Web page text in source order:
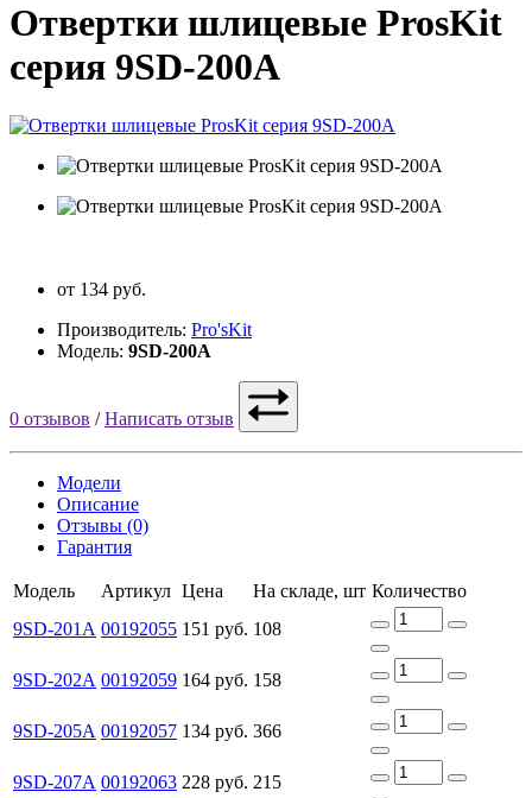
Отвертки шлицевые ProsKit
серия 9SD-200A
от 134 руб.
Производитель: Pro'sKit
Модель: 9SD-200A
0 отзывов /Написать отзыв
Модели
Описание
Отзывы (0)
Гарантия
Модель Артикул Цена На складе, шт Количество
9SD-201A 00192055 151 руб. 108
9SD-202A 00192059 164 руб. 158
9SD-205A 00192057 134 руб. 366
9SD-207A 00192063 228 руб. 215